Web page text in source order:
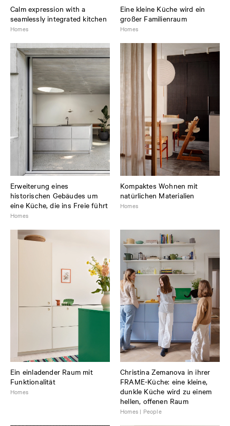
Calm expression with a
seamlessly integrated kitchen
Homes
Eine kleine Küche wird ein
großer Familienraum
Homes
Erweiterung eines
historischen Gebäudes um
eine Küche, die ins Freie führt
Homes
Kompaktes Wohnen mit
natürlichen Materialien
Homes
Ein einladender Raum mit
Funktionalität
Homes
Christina Zemanova in ihrer
FRAME-Küche: eine kleine,
dunkle Küche wird zu einem
hellen, offenen Raum
Homes | People